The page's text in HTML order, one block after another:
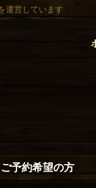
運営しています
ご予約希望の方